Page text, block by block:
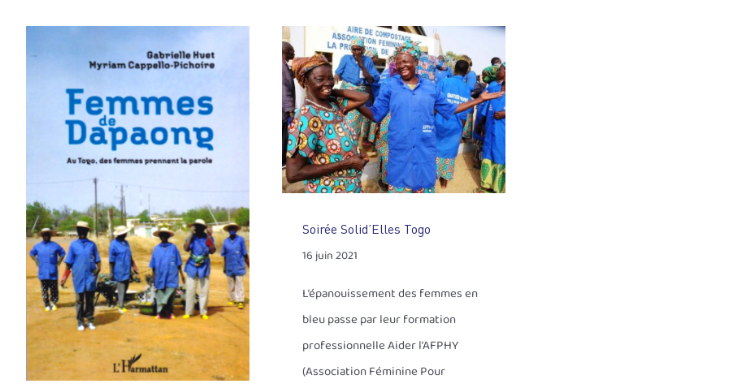
Soirée Solid’Elles Togo
16 juin 2021
L’épanouissement des femmes en
bleu passe par leur formation
professionnelle Aider l’AFPHY
(Association Féminine Pour